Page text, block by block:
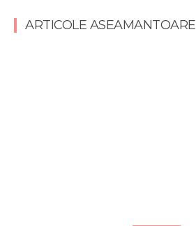
ARTICOLE ASEAMANTOARE